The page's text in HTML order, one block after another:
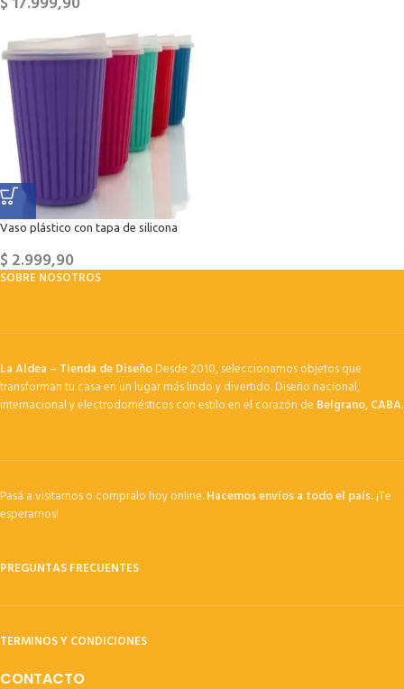
Vaso plástico con tapa de silicona
$2.999,90
SOBRE NOSOTROS
La Aldea – Tienda de DiseñoDesde 2010, seleccionamos objetos que
transforman tu casa en un lugar más lindo y divertido. Diseño nacional,
internacional y electrodomésticos con estilo en el corazón de Belgrano, CABA.
Pasá a visitarnos o compralo hoy online.Hacemos envíos a todo el país.¡Te
esperamos!
PREGUNTAS FRECUENTES
TERMINOS Y CONDICIONES
CONTACTO